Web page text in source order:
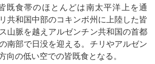
既食帯のほとんどは南太平洋上を通
共和国中部のコキンボ州に上陸した皆
山脈を越えアルゼンチン共和国の首都
南部で日没を迎える。チリやアルゼン
向の低い空での皆既食となる。